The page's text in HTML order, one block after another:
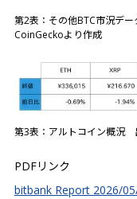
第2表：その他BTC市況デ
CoinGeckoより作成
第3表：アルトコイン概況
PDFリンク
bitbank Report 2026/